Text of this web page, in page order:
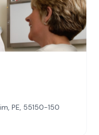
PE, 55150-150